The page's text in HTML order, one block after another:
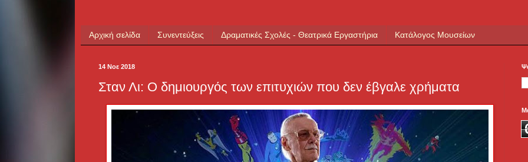
Αρχική σελίδα Συνεντεύξεις Δραματικές Σχολές - Θεατρικά Εργαστήρια Κατάλογος Μουσείων
14 Νοε 2018
Σταν Λι: Ο δημιουργός των επιτυχιών που δεν έβγαλε χρήματα